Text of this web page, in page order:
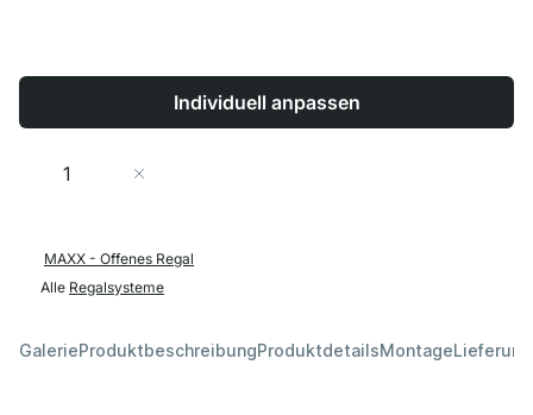
Individuell anpassen
Menge
MAXX - Offenes Regal
Alle Regalsysteme
GalerieProduktbeschreibungProduktdetailsMontage